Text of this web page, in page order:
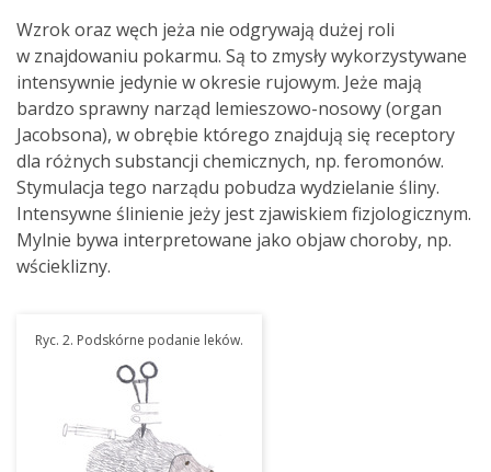
Wzrok oraz węch jeża nie odgrywają dużej roli
w znajdowaniu pokarmu. Są to zmysły wykorzystywane
intensywnie jedynie w okresie rujowym. Jeże mają
bardzo sprawny narząd lemieszowo-nosowy (organ
Jacobsona), w obrębie którego znajdują się receptory
dla różnych substancji chemicznych, np. feromonów.
Stymulacja tego narządu pobudza wydzielanie śliny.
Intensywne ślinienie jeży jest zjawiskiem fizjologicznym.
Mylnie bywa interpretowane jako objaw choroby, np.
wścieklizny.
Ryc. 2. Podskórne podanie leków.